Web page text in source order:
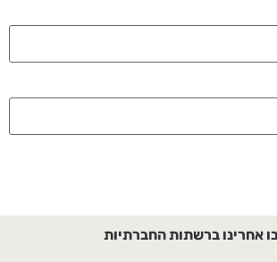
אחרינו ברשתות החברתיות